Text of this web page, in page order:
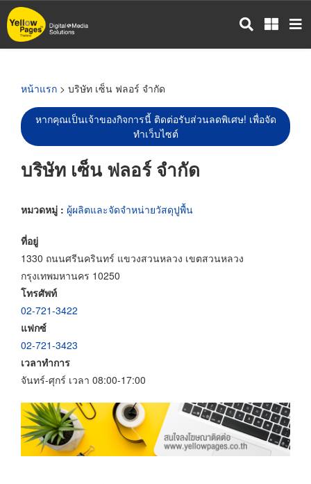
ข้าม
ไป
หน้าแรก > บริษัท เซ็น ฟลอร์ จำกัด
หากคุณเป็นเจ้าของกิจการนี้ ติดต่อรับส่วนลดพิเศษ! เพื่อจัด
ทำเว็บไซต์
บริษัท เซ็น ฟลอร์ จำกัด
หมวดหมู่ : ผู้ผลิตและจัดจำหน่ายวัสดุปูพื้น
ที่อยู่
1330 ถนนศรีนครินทร์ แขวงสวนหลวง เขตสวนหลวง
กรุงเทพมหานคร 10250
โทรศัพท์
02-721-3422
แฟกซ์
02-721-3423
เวลาทำการ
จันทร์-ศุกร์ เวลา 08:00-17:00